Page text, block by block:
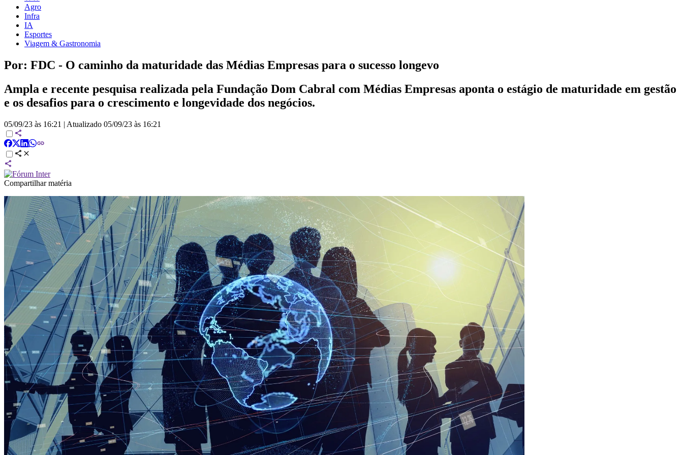
Agro
Infra
IA
Esportes
Viagem & Gastronomia
Por: FDC - O caminho da maturidade das Médias Empresas para o sucesso longevo
Ampla e recente pesquisa realizada pela Fundação Dom Cabral com Médias Empresas aponta o estágio de maturidade em gestão
e os desafios para o crescimento e longevidade dos negócios.
05/09/23 às 16:21 | Atualizado 05/09/23 às 16:21
Compartilhar matéria